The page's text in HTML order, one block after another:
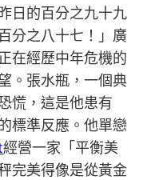
日的百分之九十九
分之八十七！」廣
在經歷中年危機的
。張水瓶，一個典
慌，這是他患有
標準反應。他單戀
經營一家「平衡美
完美得像是從黃金